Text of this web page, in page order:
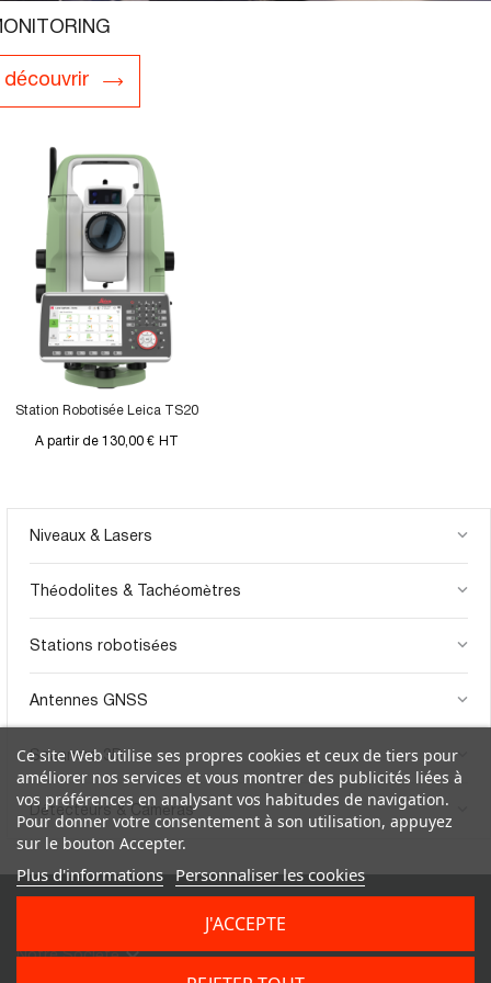
Niveaux & Lasers keyboard_arrow_down
Théodolites & Tachéomètres keyboard_arrow_down
Stations robotisées keyboard_arrow_down
Antennes GNSS keyboard_arrow_down
Scanners 3D keyboard_arrow_down
Détecteurs & Caméras
découvrir
Station Robotisée Leica TS20
A partir de 130,00 € HT

Notre Société
Ce site Web utilise ses propres cookies et ceux de tiers pour
améliorer nos services et vous montrer des publicités liées à
vos préférences en analysant vos habitudes de navigation.
Pour donner votre consentement à son utilisation, appuyez
sur le bouton Accepter.
Plus d'informations Personnaliser les cookies
J'ACCEPTE